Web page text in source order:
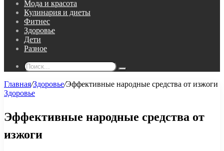
Мода и красота
Кулинария и диеты
Фитнес
Здоровье
Дети
Разное
Поиск...
Главная/Здоровье/Эффективные народные средства от изжоги
Здоровье
Эффективные народные средства от
изжоги